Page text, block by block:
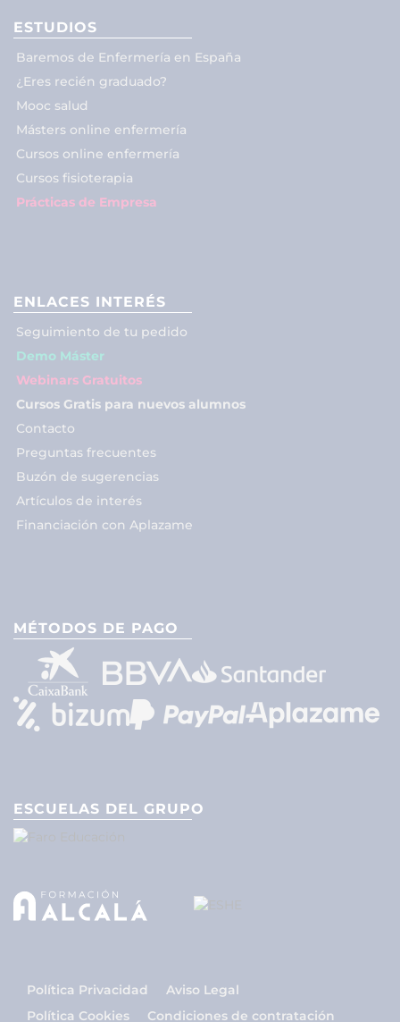
ESTUDIOS
Baremos de Enfermería en España
¿Eres recién graduado?
Mooc salud
Másters online enfermería
Cursos online enfermería
Cursos fisioterapia
Prácticas de Empresa
ENLACES INTERÉS
Seguimiento de tu pedido
Demo Máster
Webinars Gratuitos
Cursos Gratis para nuevos alumnos
Contacto
Preguntas frecuentes
Buzón de sugerencias
Artículos de interés
Financiación con Aplazame
MÉTODOS DE PAGO
ESCUELAS DEL GRUPO
Política Privacidad
Aviso Legal
Política Cookies
Condiciones de contratación